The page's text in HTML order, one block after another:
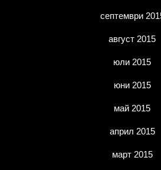
септември
август 2015
юли 2015
юни 2015
май 2015
април 2015
март 2015